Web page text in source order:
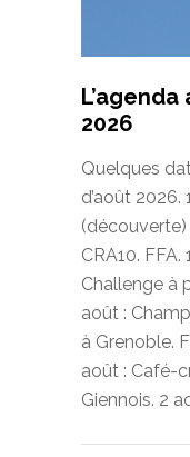
2026
Quelques
d’août
CRA10.
Challenge à
août :
à Grenoble.
août : Café-
Giennois. 2